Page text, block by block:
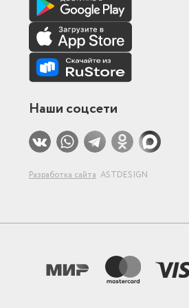
Наши соцсети
Разработка сайта ASTDESIGN